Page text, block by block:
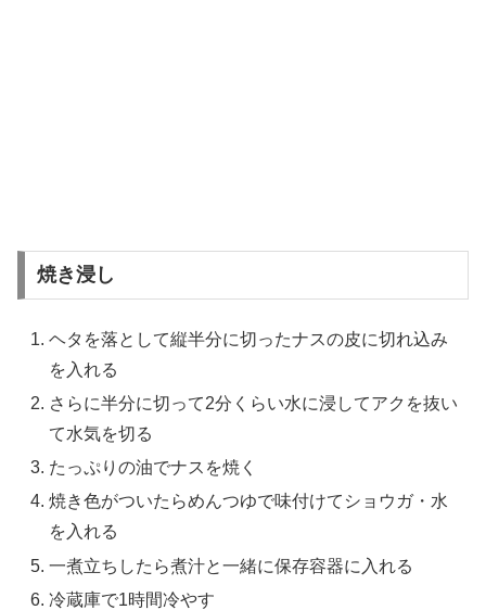
焼き浸し
ヘタを落として縦半分に切ったナスの皮に切れ込み
を入れる
さらに半分に切って2分くらい水に浸してアクを抜い
て水気を切る
たっぷりの油でナスを焼く
焼き色がついたらめんつゆで味付けてショウガ・水
を入れる
一煮立ちしたら煮汁と一緒に保存容器に入れる
冷蔵庫で1時間冷やす